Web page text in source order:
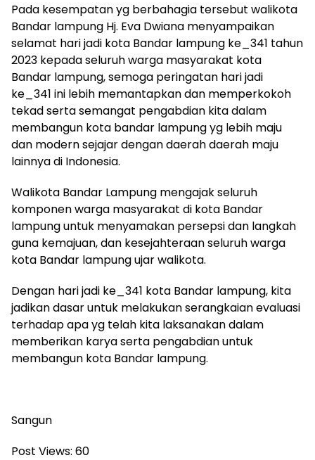
Pada kesempatan yg berbahagia tersebut walikota
Bandar lampung Hj. Eva Dwiana menyampaikan
selamat hari jadi kota Bandar lampung ke_341 tahun
2023 kepada seluruh warga masyarakat kota
Bandar lampung, semoga peringatan hari jadi
ke_341 ini lebih memantapkan dan memperkokoh
tekad serta semangat pengabdian kita dalam
membangun kota bandar lampung yg lebih maju
dan modern sejajar dengan daerah daerah maju
lainnya di Indonesia.
Walikota Bandar Lampung mengajak seluruh
komponen warga masyarakat di kota Bandar
lampung untuk menyamakan persepsi dan langkah
guna kemajuan, dan kesejahteraan seluruh warga
kota Bandar lampung ujar walikota.
Dengan hari jadi ke_341 kota Bandar lampung, kita
jadikan dasar untuk melakukan serangkaian evaluasi
terhadap apa yg telah kita laksanakan dalam
memberikan karya serta pengabdian untuk
membangun kota Bandar lampung.
Sangun
Post Views: 60